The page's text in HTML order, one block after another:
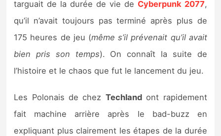
targuait de la durée de vie de Cyberpunk 2077,
qu’il n’avait toujours pas terminé après plus de
175 heures de jeu (même s’il prévenait qu’il avait
bien pris son temps). On connaît la suite de
l’histoire et le chaos que fut le lancement du jeu.
Les Polonais de chez Techlandont rapidement
fait machine arrière après le bad-buzz en
expliquant plus clairement les étapes de la durée